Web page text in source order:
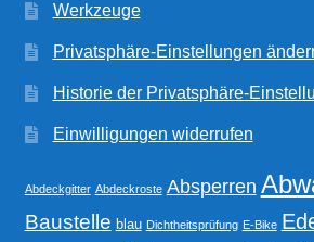
Werkzeuge
Privatsphäre-Einstellungen
Historie der Privatsphäre-
Einwilligungen widerrufen
Abdeckgitter Abdeckroste Absperren
Baustelle blau Dichtheitsprüfung E-Bike